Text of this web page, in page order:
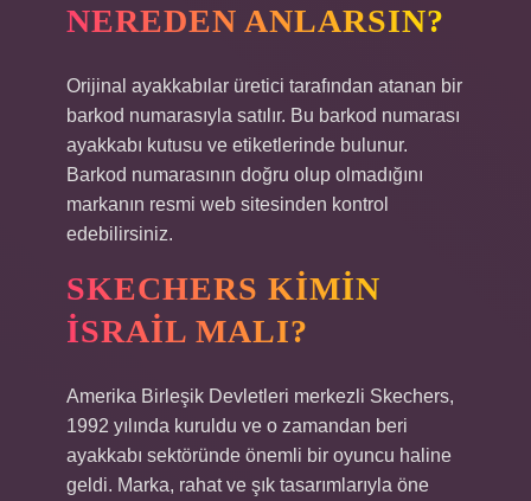
NEREDEN ANLARSIN?
Orijinal ayakkabılar üretici tarafından atanan bir
barkod numarasıyla satılır. Bu barkod numarası
ayakkabı kutusu ve etiketlerinde bulunur.
Barkod numarasının doğru olup olmadığını
markanın resmi web sitesinden kontrol
edebilirsiniz.
SKECHERS KIMIN
İSRAIL MALI?
Amerika Birleşik Devletleri merkezli Skechers,
1992 yılında kuruldu ve o zamandan beri
ayakkabı sektöründe önemli bir oyuncu haline
geldi. Marka, rahat ve şık tasarımlarıyla öne